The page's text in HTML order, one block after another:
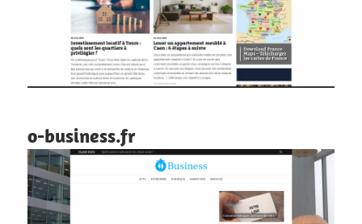
o-business.fr